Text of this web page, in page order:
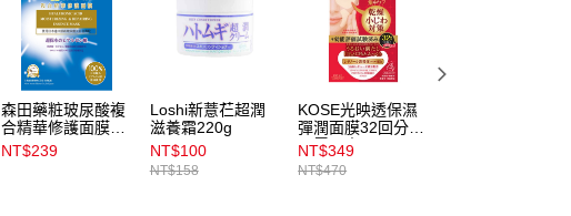
森田藥粧玻尿酸複
合精華修護面膜4
入
NT$239
Loshi新薏芢超潤
滋養霜220g
NT$100
NT$158
KOSE光映透保濕
彈潤面膜32回分_
眼唇周專用
NT$349
NT$470